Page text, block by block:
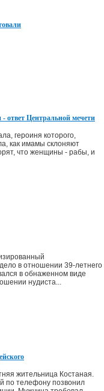
ответ Центральной мечети
героиня которого,
как имамы склоняют
что женщины - рабы, и
в отношении 39-летнего
в обнаженном виде
нудиста...
жительница Костаная.
по телефону позвонил